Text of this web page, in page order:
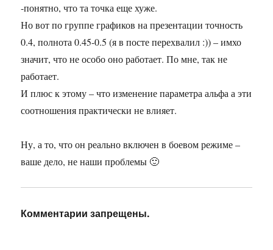
-понятно, что та точка еще хуже.
Но вот по группе графиков на презентации точность
0.4, полнота 0.45-0.5 (я в посте перехвалил :)) – имхо
значит, что не особо оно работает. По мне, так не
работает.
И плюс к этому – что изменение параметра альфа а эти
соотношения практически не влияет.
Ну, а то, что он реально включен в боевом режиме –
ваше дело, не наши проблемы 🙂
Комментарии запрещены.